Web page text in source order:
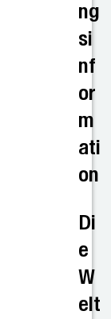
ng
si
nf
or
m
ati
on
Di
e
W
elt